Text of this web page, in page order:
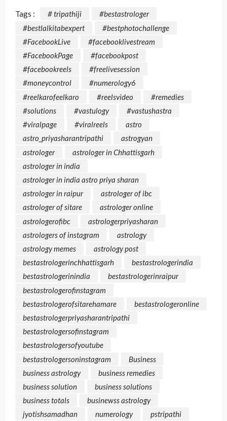
Tags : # tripathiji
#bestastrologer
#bestlalkitabexpert
#bestphotochallenge
#FacebookLive
#facebooklivestream
#FacebookPage
#facebookpost
#facebookreels
#freelivesession
#moneycontrol
#numerology6
#reelkarofeelkaro
#reelsvideo
#remedies
#solutions
#vastulogy
#vastushastra
#viralpage
#viralreels
astro
astro_priyasharantripathi
astrogyan
astrologer
astrologer in Chhattisgarh
astrologer in india
astrologer in india astro priya sharan
astrologer in raipur
astrologer of ibc
astrologer of sitare
astrologer online
astrologerofibc
astrologerpriyasharan
astrologers of instagram
astrology
astrology memes
astrology post
bestastrologerinchhattisgarh
bestastrologerindia
bestastrologerinindia
bestastrologerinraipur
bestastrologerofinstagram
bestastrologerofsitarehamare
bestastrologeronline
bestastrologerpriyasharantripathi
bestastrologersofinstagram
bestastrologersofyoutube
bestastrologersoninstagram
Business
business astrology
business remedies
business solution
business solutions
business totals
businewss astrology
jyotishsamadhan
numerology
pstripathi